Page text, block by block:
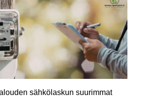
sähkölaskun suurimmat